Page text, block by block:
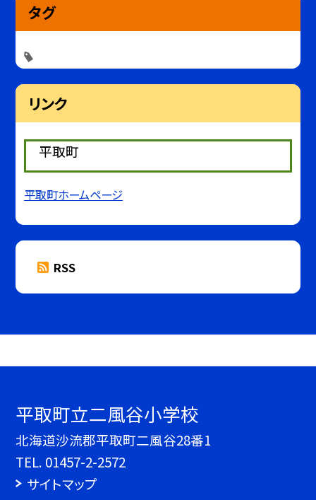
タグ
リンク
平取町
平取町ホームページ
RSS
平取町立二風谷小学校
北海道沙流郡平取町二風谷28番1
TEL. 01457-2-2572
サイトマップ